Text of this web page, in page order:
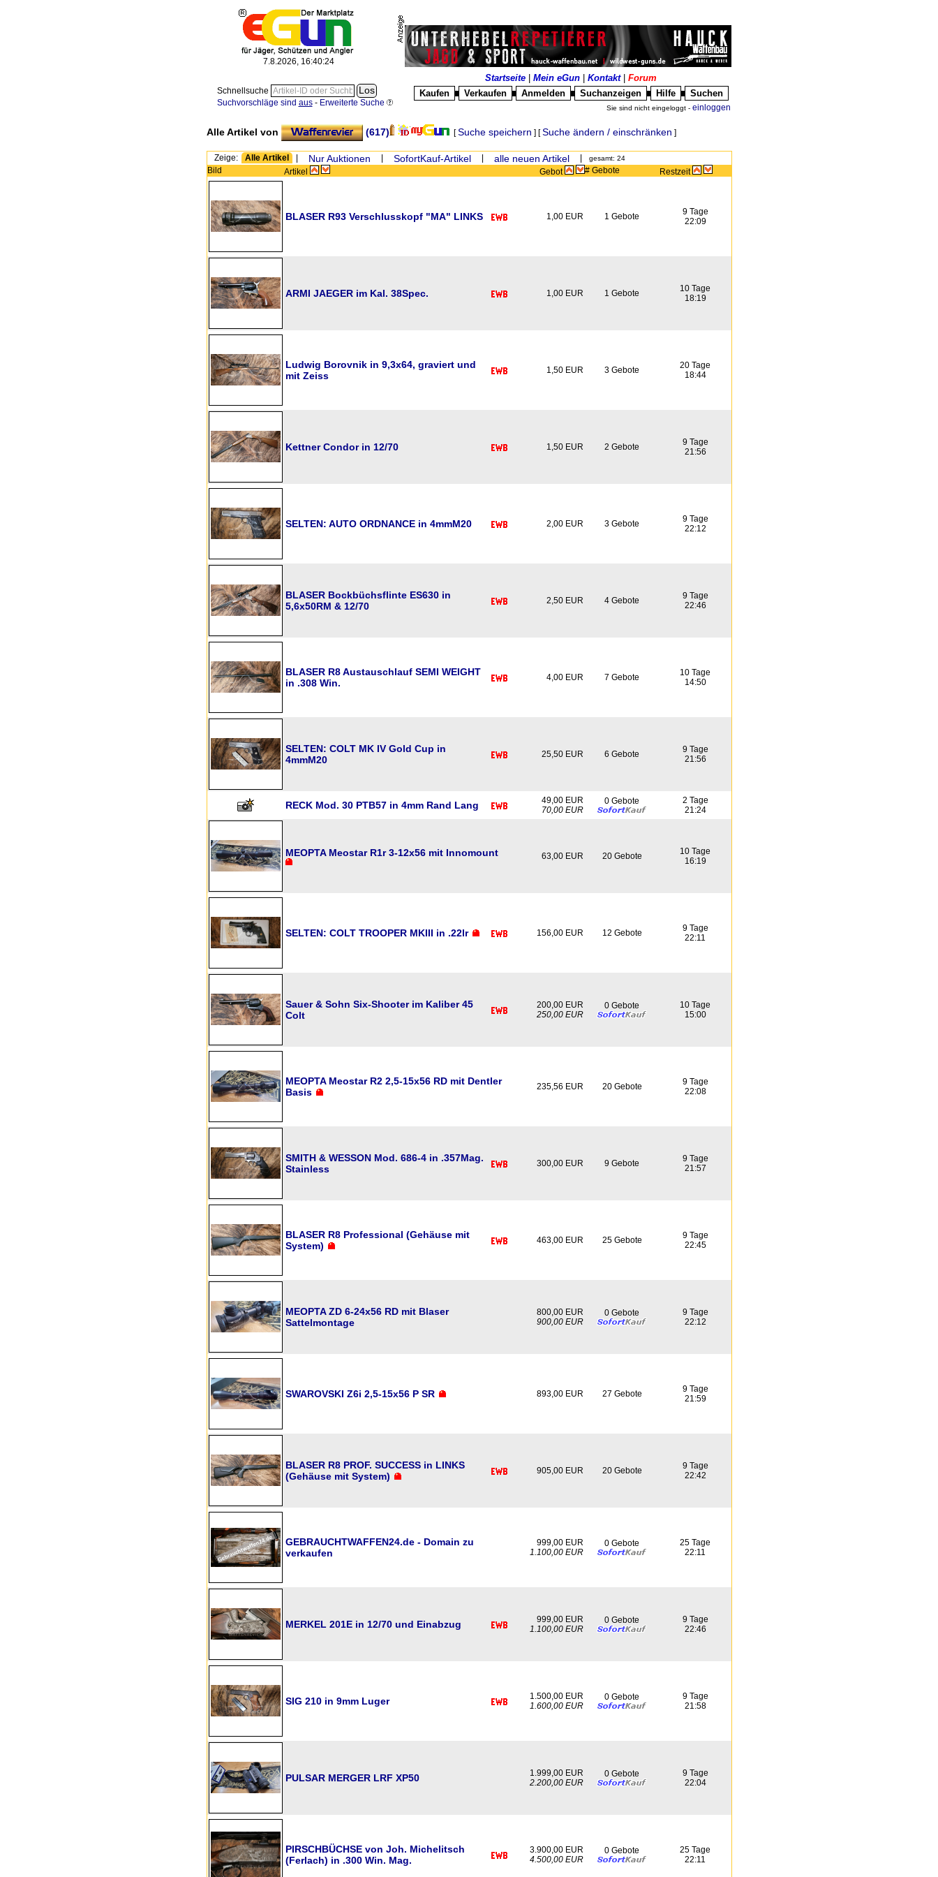
7.8.2026, 16:40:25
Schnellsuche
Suchvorschläge sind aus- Erweiterte Suche
Startseite Mein eGun Kontakt| Forum
Kaufen
Verkaufen Anmelden Suchanzeigen Hilfe Suchen
Sie sind nicht eingeloggt - einloggen
Alle Artikel von (617) [Suche speichern ] [Suche ändern / einschränken ]
Zeige: Alle Artikel Nur Auktionen SofortKauf-Artikel alle neuen Artikel gesamt: 24
Bild Artikel Gebot # Gebote Restzeit
BLASER R93 Verschlusskopf "MA" LINKS 1,00 EUR 1 Gebote
9 Tage
22:09
ARMI JAEGER im Kal. 38Spec. 1,00 EUR 1 Gebote
10 Tage
18:19
Ludwig Borovnik in 9,3x64, graviert und
mit Zeiss
1,50 EUR 3 Gebote
20 Tage
18:44
Kettner Condor in 12/70 1,50 EUR 2 Gebote
9 Tage
21:56
SELTEN: AUTO ORDNANCE in 4mmM20 2,00 EUR 3 Gebote
9 Tage
22:12
BLASER Bockbüchsflinte ES630 in
5,6x50RM & 12/70
2,50 EUR 4 Gebote
9 Tage
22:46
BLASER R8 Austauschlauf SEMI WEIGHT
in .308 Win.
4,00 EUR 7 Gebote
10 Tage
14:50
SELTEN: COLT MK IV Gold Cup in
4mmM20
25,50 EUR 6 Gebote
9 Tage
21:56
RECK Mod. 30 PTB57 in 4mm Rand Lang
49,00 EUR
70,00 EUR
0 Gebote
2 Tage
21:24
MEOPTA Meostar R1r 3-12x56 mit Innomount 63,00 EUR 20 Gebote
10 Tage
16:19
SELTEN: COLT TROOPER MKIII in .22lr 156,00 EUR 12 Gebote
9 Tage
22:11
Sauer & Sohn Six-Shooter im Kaliber 45
Colt
200,00 EUR
250,00 EUR
0 Gebote
10 Tage
15:00
MEOPTA Meostar R2 2,5-15x56 RD mit Dentler
Basis
235,56 EUR 20 Gebote
9 Tage
22:08
SMITH & WESSON Mod. 686-4 in .357Mag.
Stainless
300,00 EUR 9 Gebote
9 Tage
21:57
BLASER R8 Professional (Gehäuse mit
System)
463,00 EUR 25 Gebote
9 Tage
22:45
MEOPTA ZD 6-24x56 RD mit Blaser
Sattelmontage
800,00 EUR
900,00 EUR
0 Gebote
9 Tage
22:12
SWAROVSKI Z6i 2,5-15x56 P SR 893,00 EUR 27 Gebote
9 Tage
21:59
BLASER R8 PROF. SUCCESS in LINKS
(Gehäuse mit System)
905,00 EUR 20 Gebote
9 Tage
22:42
GEBRAUCHTWAFFEN24.de - Domain zu
verkaufen
999,00 EUR
1.100,00 EUR
0 Gebote
25 Tage
22:11
MERKEL 201E in 12/70 und Einabzug
999,00 EUR
1.100,00 EUR
0 Gebote
9 Tage
22:46
SIG 210 in 9mm Luger
1.500,00 EUR
1.600,00 EUR
0 Gebote
9 Tage
21:58
PULSAR MERGER LRF XP50
1.999,00 EUR
2.200,00 EUR
0 Gebote
9 Tage
22:04
PIRSCHBÜCHSE von Joh. Michelitsch
(Ferlach) in .300 Win. Mag.
3.900,00 EUR
4.500,00 EUR
0 Gebote
25 Tage
22:11